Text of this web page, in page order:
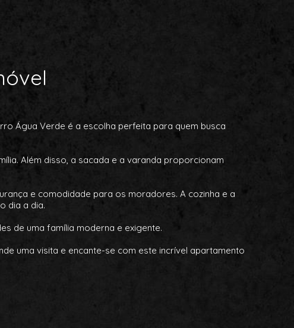
Água Verde é a escolha perfeita para quem busca
Além disso, a sacada e a varanda proporcionam
e comodidade para os moradores. A cozinha e a
dia a dia.
de uma família moderna e exigente.
uma visita e encante-se com este incrível apartamento